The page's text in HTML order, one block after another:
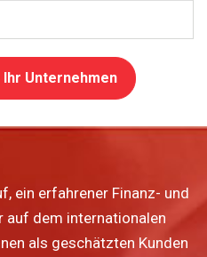
Unternehmen
ein erfahrener Finanz- und
auf dem internationalen
als geschätzten Kunden